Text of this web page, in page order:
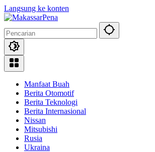
Langsung ke konten
Manfaat Buah
Berita Otomotif
Berita Teknologi
Berita Internasional
Nissan
Mitsubishi
Rusia
Ukraina